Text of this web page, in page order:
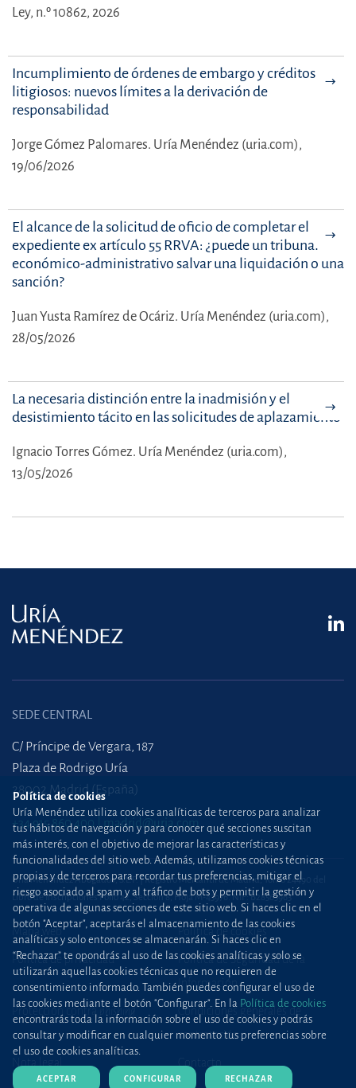
Ley, n.º 10862, 2026
Incumplimiento de órdenes de embargo y créditos
litigiosos: nuevos límites a la derivación de
responsabilidad
Jorge Gómez Palomares. Uría Menéndez (uria.com),
19/06/2026
El alcance de la solicitud de oficio de completar el
expediente ex artículo 55 RRVA: ¿puede un tribunal
económico-administrativo salvar una liquidación o una
sanción?
Juan Yusta Ramírez de Ocáriz. Uría Menéndez (uria.com),
28/05/2026
La necesaria distinción entre la inadmisión y el
desistimiento tácito en las solicitudes de aplazamiento
Ignacio Torres Gómez. Uría Menéndez (uria.com),
13/05/2026
SEDE CENTRAL
C/ Príncipe de Vergara, 187
Plaza de Rodrigo Uría
28002 Madrid (España)
+34 915 860 400 madrid@uria.com
Uría Menéndez Abogados, S.L.P. | Registro Mercantil de Madrid, Tomo 24490 del
Libro de Inscripciones Folio 42, Sección 8, Hoja M-43976. NIF: B28563963
Mapa web Política de cookies
Política de privacidad
Política de Seguridad de la
Información
Protección contraphishing
Condiciones generales de
contratación
Nota legal Contacto
Política de cookies
Uría Menéndez utiliza cookies analíticas de terceros para analizar
tus hábitos de navegación y para conocer qué secciones suscitan
más interés, con el objetivo de mejorar las características y
funcionalidades del sitio web. Además, utilizamos cookies técnicas
propias y de terceros para recordar tus preferencias, mitigar el
riesgo asociado al spam y al tráfico de bots y permitir la gestión y
operativa de algunas secciones de este sitio web. Si haces clic en el
botón "Aceptar", aceptarás el almacenamiento de las cookies
analíticas y solo entonces se almacenarán. Si haces clic en
“Rechazar” te opondrás al uso de las cookies analíticas y solo se
utilizarán aquellas cookies técnicas que no requieren de
consentimiento informado. También puedes configurar el uso de
las cookies mediante el botón "Configurar". En la Política de cookies
encontrarás toda la información sobre el uso de cookies y podrás
consultar y modificar en cualquier momento tus preferencias sobre
el uso de cookies analíticas.
ACEPTAR CONFIGURAR RECHAZAR